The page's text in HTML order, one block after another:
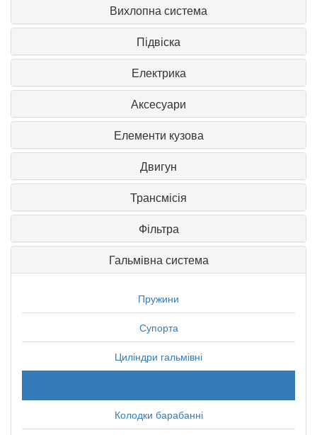
Вихлопна система
Підвіска
Електрика
Аксесуари
Елементи кузова
Двигун
Трансмісія
Фільтра
Гальмівна система
Пружини
Супорта
Циліндри гальмівні
Колодки барабанні